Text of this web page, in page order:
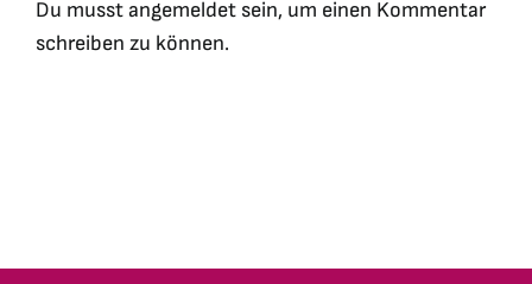
Du musstangemeldet sein, um einen Kommentar
schreiben zu können.